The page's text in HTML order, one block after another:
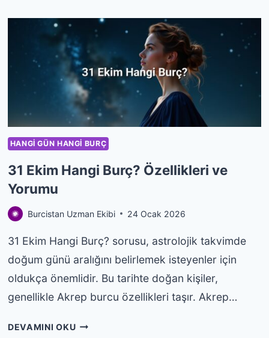
BURÇ?
ÖZELLIKLERI
VE
YORUMU
HANGI GÜN HANGI BURÇ
31 Ekim Hangi Burç? Özellikleri ve
Yorumu
Burcistan Uzman Ekibi 24 Ocak 2026
31 Ekim Hangi Burç? sorusu, astrolojik takvimde
doğum günü aralığını belirlemek isteyenler için
oldukça önemlidir. Bu tarihte doğan kişiler,
genellikle Akrep burcu özellikleri taşır. Akrep…
DEVAMINI OKU31